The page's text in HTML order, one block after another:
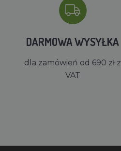
DARMOWA WYSYŁKA
dla zamówień od 690 zł z
VAT